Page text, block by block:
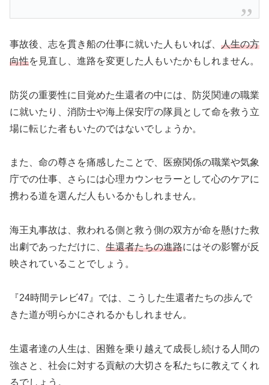
事故後、志を貫き船の仕事に就いた人もいれば、 人生の方
向性を見直し、進路を変更した人もいたかもしれません。
防災の重要性に目覚めた生還者の中には、防災関連の職業
に就いたり、消防士や海上保安庁の隊員として命を救う立
場に転じた者もいたのではないでしょうか。
また、命の尊さを痛感したことで、医療関係の職業や気象
庁での仕事、さらには心理カウンセラーとして心のケアに
携わる道を選んだ人もいるかもしれません。
海王丸事故は、救われる側と救う側の双方が命を懸けた救
出劇であっただけに、 生還者たちの進路にはその影響が反
映されていることでしょう。
『24時間テレビ47』では、こうした生還者たちの歩んで
きた道が明らかにされるかもしれません。
生還者達の人生は、困難を乗り越えて成長し続ける人間の
強さと、社会に対する貢献の大切さを私たちに教えてくれ
るでしょう。